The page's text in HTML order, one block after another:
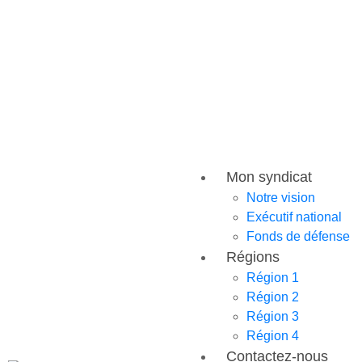
Mon syndicat
Notre vision
Exécutif national
Fonds de défense
Régions
Région 1
Région 2
Région 3
Région 4
Contactez-nous